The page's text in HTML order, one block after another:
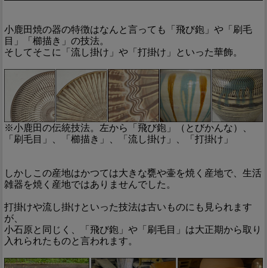
小鹿田焼の器の特徴はなんと言っても「飛び鉋」や「刷毛
目」「櫛描き」の技法。
そしてそこに「流し掛け」や「打掛け」といった華飾。
※小鹿田の伝統技法。左から「飛び鉋」（とびかんな）、
「刷毛目」、「櫛描き」、「流し掛け」、「打掛け」
しかしこの産地はかつては大きな甕や壷を焼く産地で、生活
雑器を焼く産地ではありませんでした。
打掛けや流し掛けといった技法は古いものにも見られます
が、
小石原と同じく、「飛び鉋」や「刷毛目」は大正期から取り
入れられたものと言われます。